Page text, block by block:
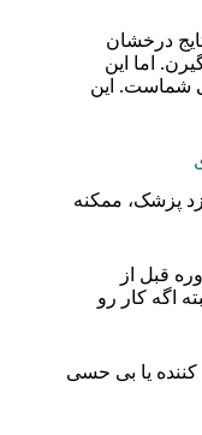
درخشان
اما این
شماست. این
پزشک، ممکنه
قبل از
اگه کار رو
یا بی‌ حسی